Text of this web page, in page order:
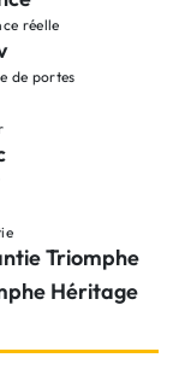
réelle
de portes
Triomphe
Héritage